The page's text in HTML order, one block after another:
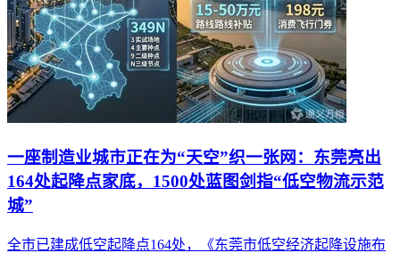
一座制造业城市正在为“天空”织一张网：东莞亮出
164处起降点家底，1500处蓝图剑指“低空物流示范
城”
全市已建成低空起降点164处，《东莞市低空经济起降设施布